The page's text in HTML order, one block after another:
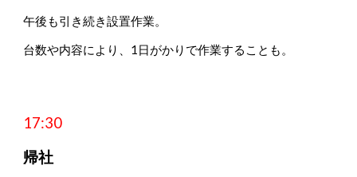
午後も引き続き設置作業。
台数や内容により、1日がかりで作業することも。
17:30
帰社